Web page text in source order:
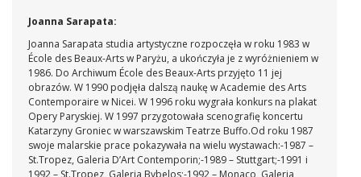
Joanna Sarapata:
Joanna Sarapata studia artystyczne rozpoczęła w roku 1983 w
École des Beaux-Arts w Paryżu, a ukończyła je z wyróżnieniem w
1986. Do Archiwum École des Beaux-Arts przyjęto 11 jej
obrazów. W 1990 podjęła dalszą naukę w Academie des Arts
Contemporaire w Nicei. W 1996 roku wygrała konkurs na plakat
Opery Paryskiej. W 1997 przygotowała scenografię koncertu
Katarzyny Groniec w warszawskim Teatrze Buffo.Od roku 1987
swoje malarskie prace pokazywała na wielu wystawach:-1987 –
St.Tropez, Galeria D’Art Contemporin;-1989 – Stuttgart;-1991 i
1992 – St.Tropez, Galeria Bybelos;-1992 – Monaco, Galeria